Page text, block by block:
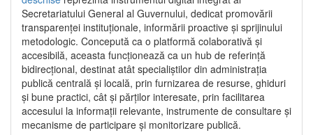
Secretariatului General al Guvernului, dedicat promovării
transparenței instituționale, informării proactive și sprijinului
metodologic. Concepută ca o platformă colaborativă și
accesibilă, aceasta funcționează ca un hub de referință
bidirecțional, destinat atât specialiștilor din administrația
publică centrală și locală, prin furnizarea de resurse, ghiduri
și bune practici, cât și părților interesate, prin facilitarea
accesului la informații relevante, instrumente de consultare și
mecanisme de participare și monitorizare publică.